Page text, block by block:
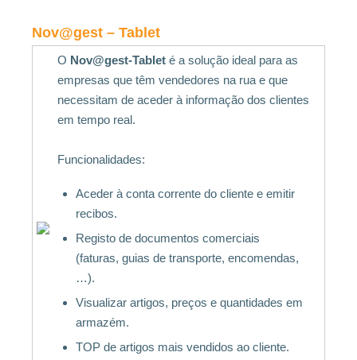
Nov@gest – Tablet
O Nov@gest-Tablet é a solução ideal para as
empresas que têm vendedores na rua e que
necessitam de aceder à informação dos clientes
em tempo real.
Funcionalidades:
Aceder à conta corrente do cliente e emitir
recibos.
Registo de documentos comerciais
(faturas, guias de transporte, encomendas,
…).
Visualizar artigos, preços e quantidades em
armazém.
TOP de artigos mais vendidos ao cliente.